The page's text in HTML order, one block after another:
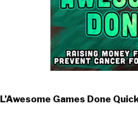
L’Awesome Games Done